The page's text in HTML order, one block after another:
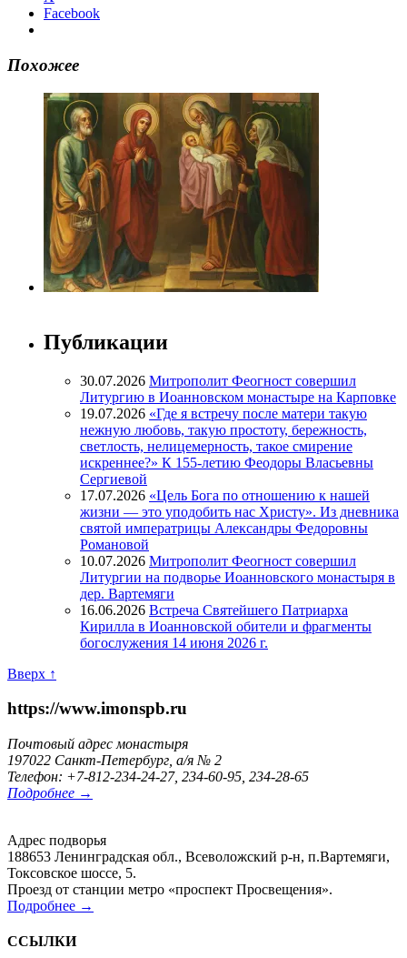
Facebook
Похожее
Публикации
30.07.2026 Митрополит Феогност совершил
Литургию в Иоанновском монастыре на Карповке
19.07.2026 «Где я встречу после матери такую
нежную любовь, такую простоту, бережность,
светлость, нелицемерность, такое смирение
искреннее?» К 155-летию Феодоры Власьевны
Сергиевой
17.07.2026 «Цель Бога по отношению к нашей
жизни — это уподобить нас Христу». Из дневника
святой императрицы Александры Федоровны
Романовой
10.07.2026 Митрополит Феогност совершил
Литургии на подворье Иоанновского монастыря в
дер. Вартемяги
16.06.2026 Встреча Святейшего Патриарха
Кирилла в Иоанновской обители и фрагменты
богослужения 14 июня 2026 г.
Вверх ↑
https://www.imonspb.ru
Почтовый адрес монастыря
197022 Санкт-Петербург, а/я № 2
Телефон: +7-812-234-24-27, 234-60-95, 234-28-65
Подробнее →
Адрес подворья
188653 Ленинградская обл., Всеволожский р-н, п.Вартемяги,
Токсовское шоссе, 5.
Проезд от станции метро «проспект Просвещения».
Подробнее →
ССЫЛКИ